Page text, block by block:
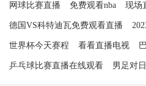
网球比赛直播 免费观看nba 现场
德国VS科特迪瓦免费观看直播
世界杯今天赛程 看看直播电视
乒乓球比赛直播在线观看 男足对